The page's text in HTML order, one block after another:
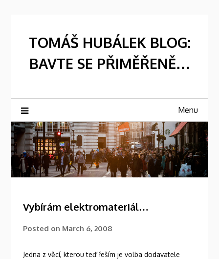
TOMÁŠ HUBÁLEK BLOG:
BAVTE SE PŘIMĚŘENĚ…
Menu
Vybírám elektromateriál…
Posted on March 6, 2008
Jedna z věcí, kterou teď řeším je volba dodavatele